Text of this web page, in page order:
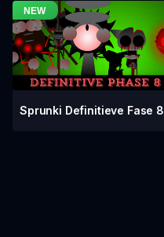
Sprunki Definitieve Fase 8